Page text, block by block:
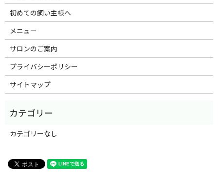
初めての飼い主様へ
メニュー
サロンのご案内
プライバシーポリシー
サイトマップ
カテゴリーなし